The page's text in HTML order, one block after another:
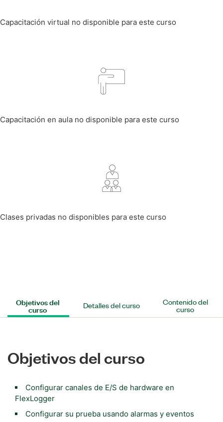
Capacitación virtual no disponible para este curso
Capacitación en aula no disponible para este curso
Clases privadas no disponibles para este curso
Objetivos del
curso Detalles del curso Contenido del
curso
Objetivos del curso
Configurar canales de E/S de hardware en
FlexLogger
Configurar su prueba usando alarmas y eventos